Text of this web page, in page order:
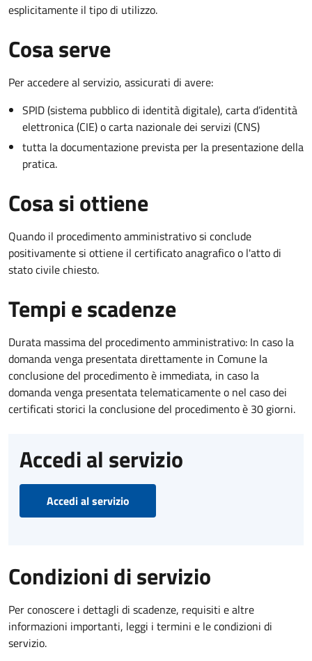
esplicitamente il tipo di utilizzo.
Cosa serve
Per accedere al servizio, assicurati di avere:
SPID (sistema pubblico di identità digitale), carta d’identità
elettronica (CIE) o carta nazionale dei servizi (CNS)
tutta la documentazione prevista per la presentazione della
pratica.
Cosa si ottiene
Quando il procedimento amministrativo si conclude
positivamente si ottiene il certificato anagrafico o l'atto di
stato civile chiesto.
Tempi e scadenze
Durata massima del procedimento amministrativo: In caso la
domanda venga presentata direttamente in Comune la
conclusione del procedimento è immediata, in caso la
domanda venga presentata telematicamente o nel caso dei
certificati storici la conclusione del procedimento è 30 giorni.
Accedi al servizio
Accedi al servizio
Condizioni di servizio
Per conoscere i dettagli di scadenze, requisiti e altre
informazioni importanti, leggi i termini e le condizioni di
servizio.